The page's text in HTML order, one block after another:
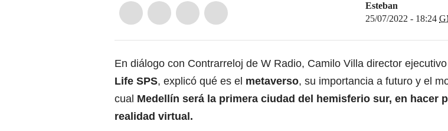
Esteban
25/07/2022 - 18:24
En diálogo con Contrarreloj de W Radio, Camilo Villa director
Life SPS, explicó qué es el metaverso, su importancia a futuro y el
cual Medellín será la primera ciudad del hemisferio sur, en hacer
realidad virtual.